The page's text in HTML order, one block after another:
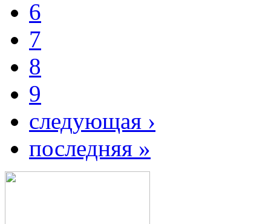
6
7
8
9
следующая ›
последняя »